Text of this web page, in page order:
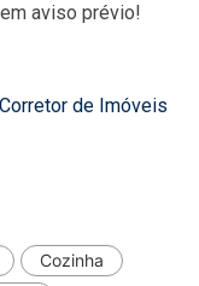
aviso prévio!
Corretor de Imóveis
Cozinha